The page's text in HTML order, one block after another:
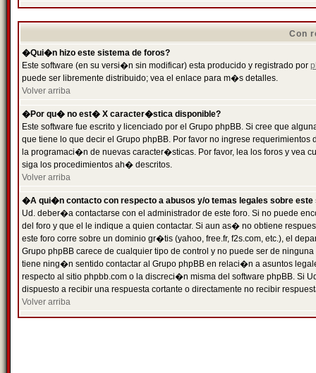
Con
�Qui�n hizo este sistema de foros?
Este software (en su versi�n sin modificar) esta producido y registrado por
puede ser libremente distribuido; vea el enlace para m�s detalles.
Volver arriba
�Por qu� no est� X caracter�stica disponible?
Este software fue escrito y licenciado por el Grupo phpBB. Si cree que
que tiene lo que decir el Grupo phpBB. Por favor no ingrese
la programaci�n de nuevas caracter�sticas. Por favor, lea los foros y vea
siga los procedimientos ah� descritos.
Volver arriba
�A qui�n contacto con respecto a abusos y/o temas legales sobre este
Ud. deber�a contactarse con el administrador de este foro. Si no puede
del foro y que el le indique a quien contactar. Si aun as� no obtiene
este foro corre sobre un dominio gr�tis (yahoo, free.fr, f2s.com, etc.), el
Grupo phpBB carece de cualquier tipo de control y no puede ser de
tiene ning�n sentido contactar al Grupo phpBB en relaci�n a asuntos
respecto al sitio phpbb.com o la discreci�n misma del software phpBB. Si
dispuesto a recibir una respuesta cortante o directamente no recibir
Volver arriba